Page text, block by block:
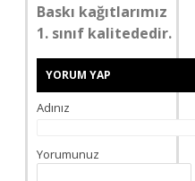
Baskı kağıtlarımız
1. sınıf kalitededir.
YORUM YAP
Adınız
Yorumunuz